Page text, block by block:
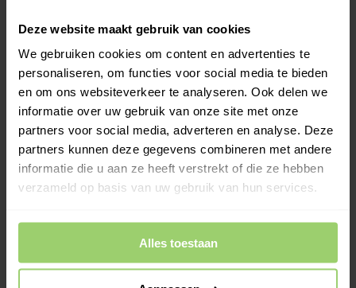
Deze website maakt gebruik van cookies
We gebruiken cookies om content en advertenties te
personaliseren, om functies voor social media te bieden
en om ons websiteverkeer te analyseren. Ook delen we
informatie over uw gebruik van onze site met onze
partners voor social media, adverteren en analyse. Deze
partners kunnen deze gegevens combineren met andere
informatie die u aan ze heeft verstrekt of die ze hebben
verzameld op basis van uw gebruik van hun services.
Alles toestaan
€14,47
€17,51 Incl.
voorraad
€3,12
€3,78 Incl.
voorraad
Kies optie